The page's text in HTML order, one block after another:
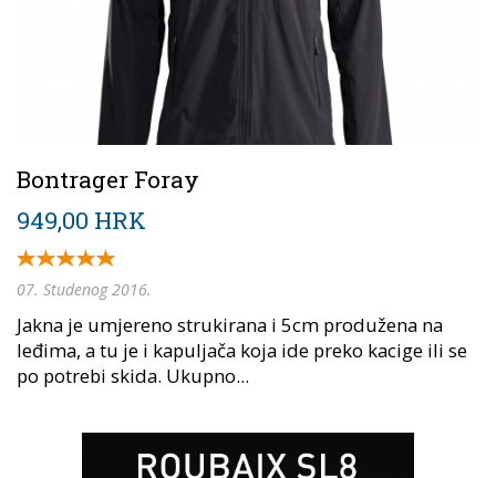
Bontrager Foray
949,00 HRK
07. Studenog 2016.
Jakna je umjereno strukirana i 5cm produžena na
leđima, a tu je i kapuljača koja ide preko kacige ili se
po potrebi skida. Ukupno...